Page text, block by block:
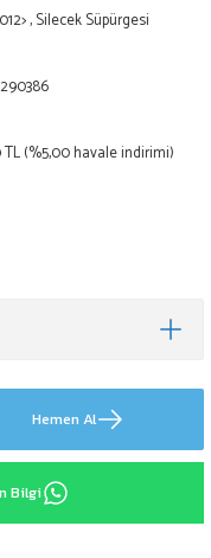
,Silecek Süpürgesi
TL (%5,00 havale indirimi)
Hemen Al
Bilgi